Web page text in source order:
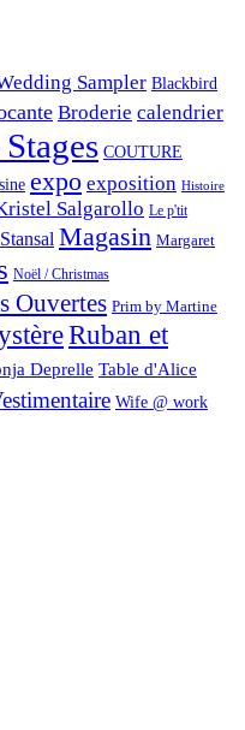
Sampler Blackbird
Broderie calendrier
COUTURE
expo exposition Histoire
Salgarollo Le p'tit
Magasin Margaret
Noël / Christmas
Ouvertes Prim by Martine
Ruban et
Deprelle Table d'Alice
Wife @ work